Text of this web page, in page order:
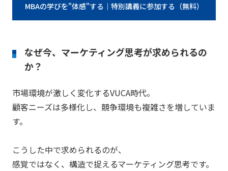
MBAの学びを"体感"する｜特別講義に参加する（無料）
なぜ今、マーケティング思考が求められるの
か？
市場環境が激しく変化するVUCA時代。
顧客ニーズは多様化し、競争環境も複雑さを増していま
す。
こうした中で求められるのが、
感覚ではなく、構造で捉えるマーケティング思考です。